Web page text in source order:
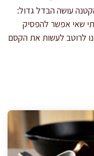
עושה הבדל גדול:
שאי אפשר להפסיק
לרוטב לעשות את הקסם